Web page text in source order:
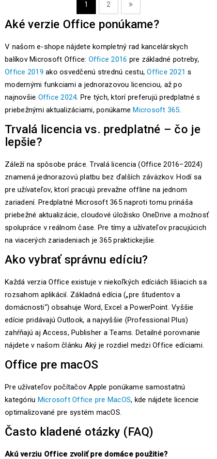
Aké verzie Office ponúkame?
V našom e-shope nájdete kompletný rad kancelárskych
balíkov Microsoft Office: Office 2016 pre základné potreby,
Office 2019 ako osvedčenú strednú cestu,Office 2021 s
modernými funkciami a jednorazovou licenciou, až po
najnovšie Office 2024. Pre tých, ktorí preferujú predplatné s
priebežnými aktualizáciami, ponúkameMicrosoft 365.
Trvalá licencia vs. predplatné – čo je
lepšie?
Záleží na spôsobe práce. Trvalá licencia (Office 2016–2024)
znamená jednorazovú platbu bez ďalších záväzkov. Hodí sa
pre užívateľov, ktorí pracujú prevažne offline na jednom
zariadení. Predplatné Microsoft 365 naproti tomu prináša
priebežné aktualizácie, cloudové úložisko OneDrive a možnosť
spolupráce v reálnom čase. Pre tímy a užívateľov pracujúcich
na viacerých zariadeniach je 365 praktickejšie.
Ako vybrať správnu edíciu?
Každá verzia Office existuje v niekoľkých edíciách líšiacich sa
rozsahom aplikácií. Základná edícia („pre študentov a
domácnosti“) obsahuje Word, Excel a PowerPoint. Vyššie
edície pridávajú Outlook, a najvyššie (Professional Plus)
zahŕňajú aj Access, Publisher a Teams. Detailné porovnanie
nájdete v našom článku Aký je rozdiel medzi Office edíciami.
Office pre macOS
Pre užívateľov počítačov Apple ponúkame samostatnú
kategóriu Microsoft Office pre MacOS, kde nájdete licencie
optimalizované pre systém macOS.
Často kladené otázky (FAQ)
Akú verziu Office zvoliť pre domáce použitie?
1 2